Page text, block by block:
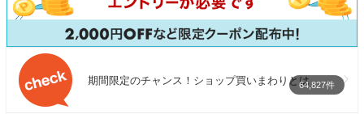
期間限定のチャンス！ショップ買いまわりとは64,827件